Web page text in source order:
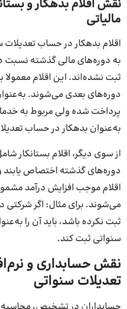
نقش اقلام بدهکار و
مالیاتی
به دوره‌های مالی گذشته نسبت
ثبت نشده‌اند. این اقلام
دوره‌های بعدی می‌شوند.
پرداخت شده ولی مربوط به
به‌عنوان بدهکار در حساب
دوره‌های گذشته اختصاص یابند
اقلام موجب افزایش درآمد
می‌شوند. برای مثال: اگر شرکتی
ثبت نکرده باشد، باید آن را
سنواتی ثبت کند.
نقش حسابداری و
تعدیلات سنواتی